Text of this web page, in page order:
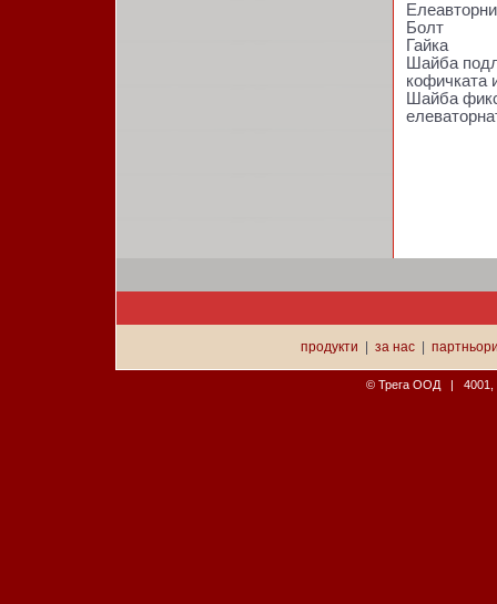
Болт
Гайка
Шайба
кофичката
Шайба
продукти за нас|
© Трега ООД | 4001,